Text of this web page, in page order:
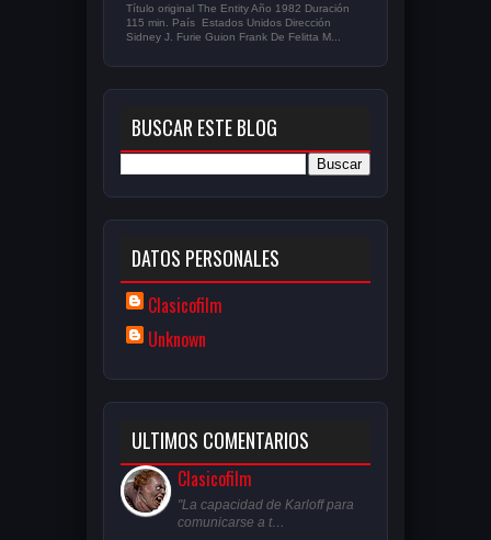
Título original The Entity Año 1982 Duración
115 min. País Estados Unidos Dirección
Sidney J. Furie Guion Frank De Felitta M...
BUSCAR ESTE BLOG
DATOS PERSONALES
Clasicofilm
Unknown
ULTIMOS COMENTARIOS
Clasicofilm
"La capacidad de Karloff para
comunicarse a t…